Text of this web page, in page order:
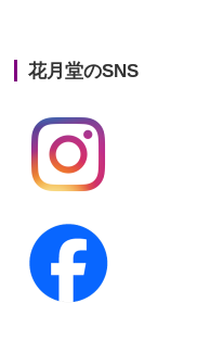
第20回人形供養祭
第19回人形供養祭
第18回人形供養祭
第16回人形供養祭
第15回人形供養祭
花月堂のSNS